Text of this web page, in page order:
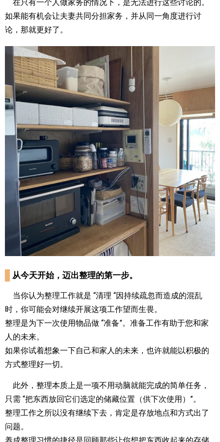
在只有一个人做家务的情况下，是无法进行这些讨论的。
如果能有机会让夫妻共同分担家务，并从同一角度进行讨
论，那就更好了。
从今天开始，迈出整理的第一步。
当你认为整理工作就是 “清理 “因持续疏忽而造成的混乱
时，你可能会对继续开展这项工作望而生畏。
整理是为下一次使用物品做 “准备”。准备工作有助于您和家
人的未来。
如果你试着想象一下自己和家人的未来，也许就能以积极的
方式整理好一切。
此外，整理本质上是一项不用动脑就能完成的简单任务，
只需 “把东西放回它们选定的储藏位置（供下次使用）”。
整理工作之所以没有继续下去，肯定是存放地点和方式出了
问题。